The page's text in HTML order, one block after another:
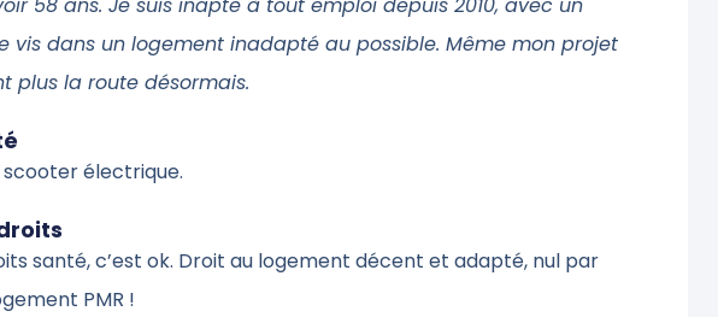
58 ans. Je suis inapte à tout emploi depuis 2010, avec un
vis dans un logement inadapté au possible. Même mon projet
plus la route désormais.
scooter électrique.
santé, c’est ok. Droit au logement décent et adapté, nul par
PMR !